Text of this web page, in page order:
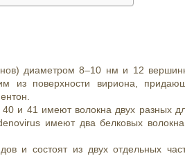
диаметром 8–10 нм и 12
из поверхности вириона,
и 41 имеют волокна двух разных
имеют два белковых
и состоят из двух отдельных